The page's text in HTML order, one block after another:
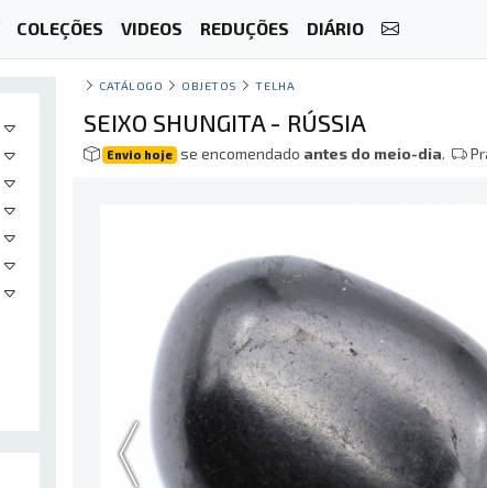
COLEÇÕES VIDEOS REDUÇÕES DIÁRIO
CATÁLOGO OBJETOS TELHA
SEIXO SHUNGITA - RÚSSIA
Envio hoje se encomendado antes do meio-dia.